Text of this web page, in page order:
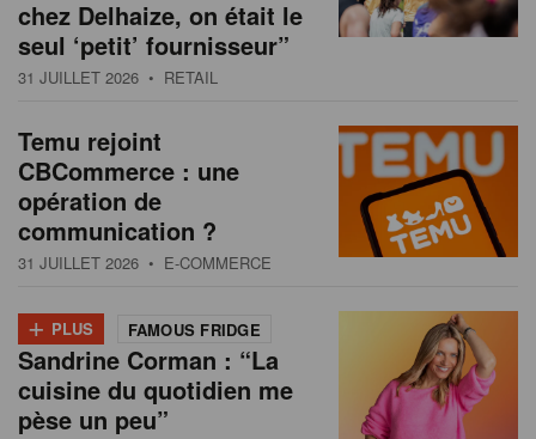
chez Delhaize, on était le
seul ‘petit’ fournisseur”
31 JUILLET 2026 • RETAIL
Temu rejoint
CBCommerce : une
opération de
communication ?
31 JUILLET 2026 • E-COMMERCE
+ PLUS FAMOUS FRIDGE
Sandrine Corman : “La
cuisine du quotidien me
pèse un peu”